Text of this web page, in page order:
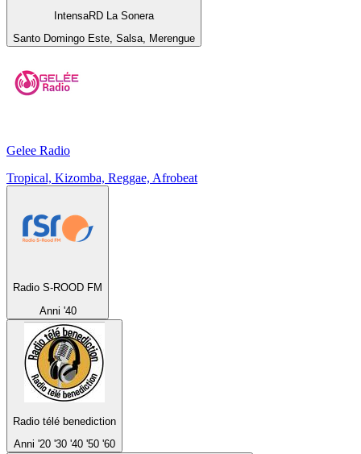
IntensaRD La Sonera
Santo Domingo Este, Salsa, Merengue
Gelee Radio
Tropical, Kizomba, Reggae, Afrobeat
Radio S-ROOD FM
Anni '40
Radio télé benediction
Anni '20 '30 '40 '50 '60